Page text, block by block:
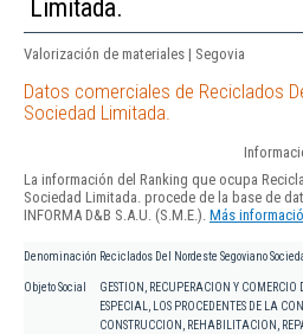
Limitada.
Valorización de materiales | Segovia
Datos comerciales de Reciclados
Sociedad Limitada.
La información del Ranking que ocupa
Sociedad Limitada. procede de la base de
INFORMA D&B S.A.U. (S.M.E.). Más
Denominación Reciclados Del Nordeste Segoviano
Objeto Social
GESTION, RECUPERACION Y COMERCIO
ESPECIAL, LOS PROCEDENTES DE LA
CONSTRUCCION, REHABILITACION,